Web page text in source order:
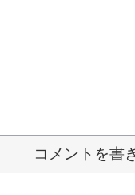
コメントを書